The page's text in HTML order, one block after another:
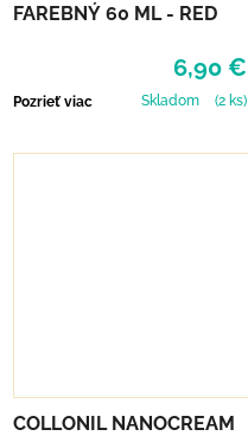
FAREBNÝ 60 ML - RED
6,90 €
Pozrieť viac Skladom (2 ks)
COLLONIL NANOCREAM